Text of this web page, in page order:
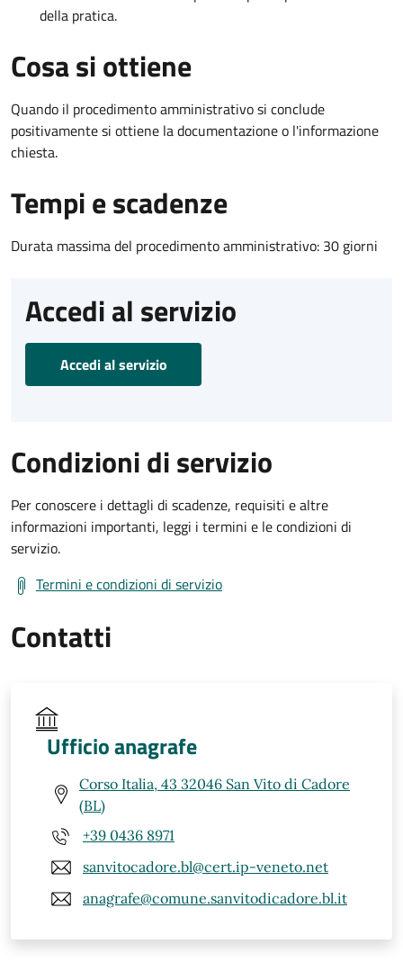
della pratica.
Cosa si ottiene
Quando il procedimento amministrativo si conclude
positivamente si ottiene la documentazione o l'informazione
chiesta.
Tempi e scadenze
Durata massima del procedimento amministrativo: 30 giorni
Accedi al servizio
Accedi al servizio
Condizioni di servizio
Per conoscere i dettagli di scadenze, requisiti e altre
informazioni importanti, leggi i termini e le condizioni di
servizio.
Termini e condizioni di servizio
Contatti
Ufficio anagrafe
Corso Italia, 43 32046 San Vito di Cadore
(BL)
+39 0436 8971
sanvitocadore.bl@cert.ip-veneto.net
anagrafe@comune.sanvitodicadore.bl.it